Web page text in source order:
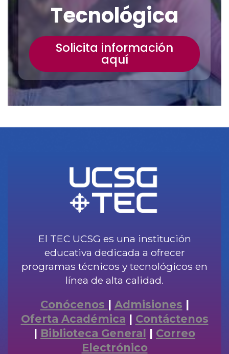
Tecnológica
Solicita información
aquí
El TEC UCSG es una institución
educativa dedicada a ofrecer
programas técnicos y tecnológicos en
línea de alta calidad.
Conócenos | Admisiones |
Oferta Académica | Contáctenos
| Biblioteca General | Correo
Electrónico